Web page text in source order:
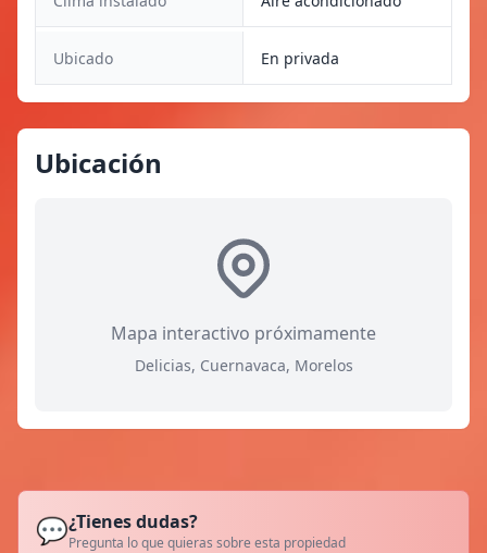
Ubicado En privada
Ubicación
Mapa interactivo próximamente
Delicias, Cuernavaca, Morelos
💬¿Tienes dudas?
Pregunta lo que quieras sobre esta propiedad